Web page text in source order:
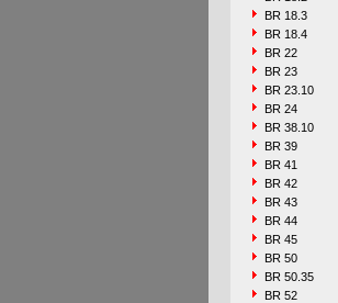
BR 18.3
BR 18.4
BR 22
BR 23
BR 23.10
BR 24
BR 38.10
BR 39
BR 41
BR 42
BR 43
BR 44
BR 45
BR 50
BR 50.35
BR 52